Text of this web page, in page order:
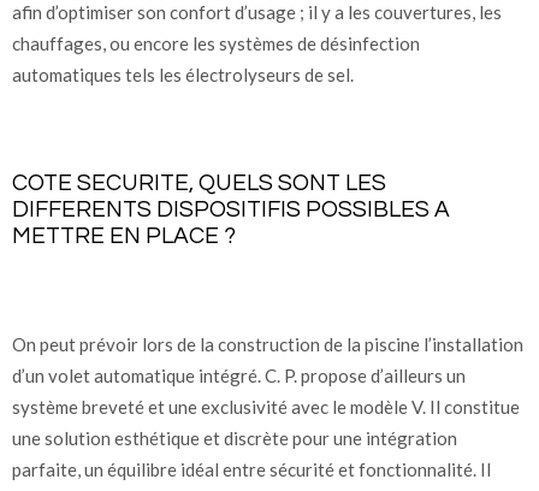
afin d’optimiser son confort d’usage ; il y a les couvertures, les
chauffages, ou encore les systèmes de désinfection
automatiques tels les électrolyseurs de sel.
COTE SECURITE, QUELS SONT LES
DIFFERENTS DISPOSITIFIS POSSIBLES A
METTRE EN PLACE ?
On peut prévoir lors de la construction de la piscine l’installation
d’un volet automatique intégré. C. P. propose d’ailleurs un
système breveté et une exclusivité avec le modèle V. Il constitue
une solution esthétique et discrète pour une intégration
parfaite, un équilibre idéal entre sécurité et fonctionnalité. Il